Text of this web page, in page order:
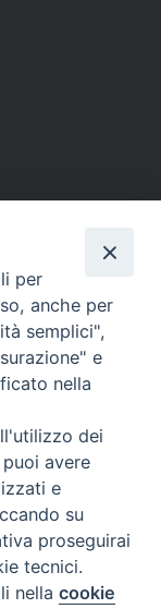
Grimaldi
e di
alla
presidente del
valorizzare
Preferenze Cookie
per
anche per
semplici",
e
nella
dei
avere
e
su
proseguirai
tecnici.
nellacookie